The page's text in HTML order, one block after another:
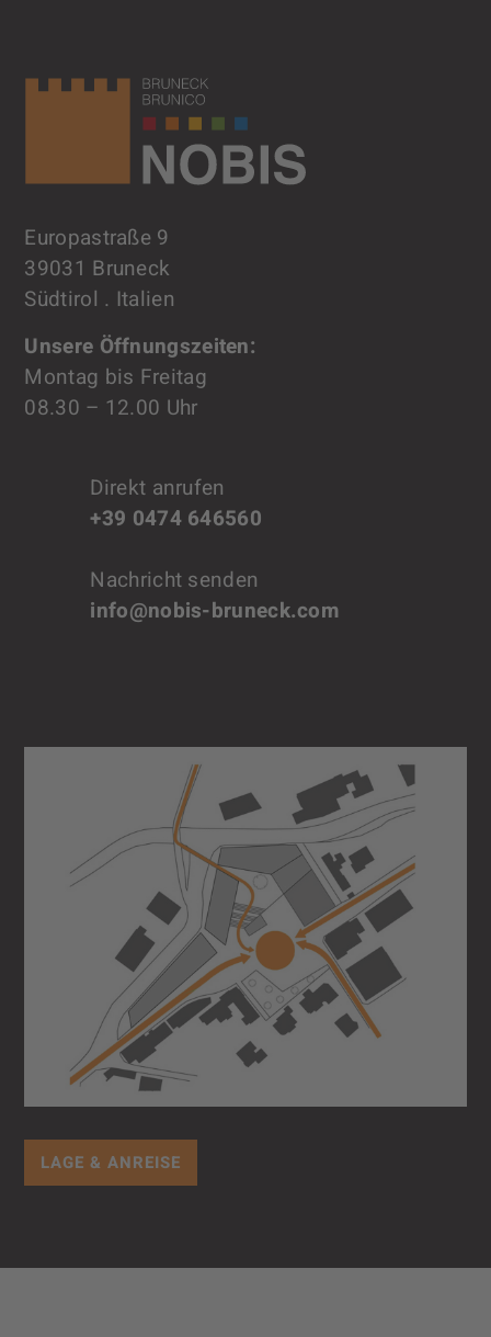
Europastraße 9
39031 Bruneck
Südtirol . Italien
Unsere Öffnungszeiten:
Montag bis Freitag
08.30 – 12.00 Uhr
Direkt anrufen
+39 0474 646560
Nachricht senden
info@nobis-bruneck.com
LAGE & ANREISE